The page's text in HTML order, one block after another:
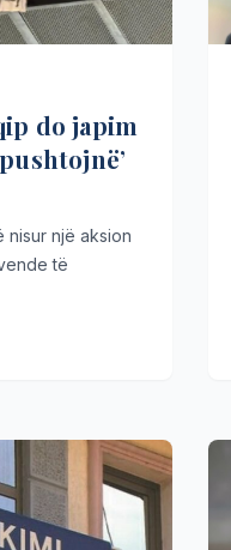
do japim
nisur një aksion
të